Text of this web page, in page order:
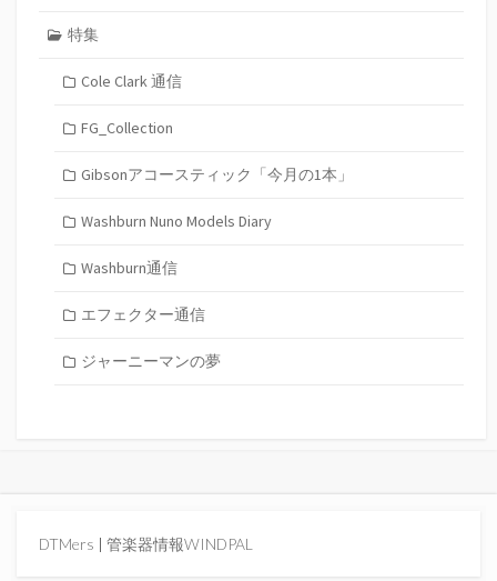
特集
Cole Clark 通信
FG_Collection
Gibsonアコースティック「今月の1本」
Washburn Nuno Models Diary
Washburn通信
エフェクター通信
ジャーニーマンの夢
DTMers | 管楽器情報WINDPAL